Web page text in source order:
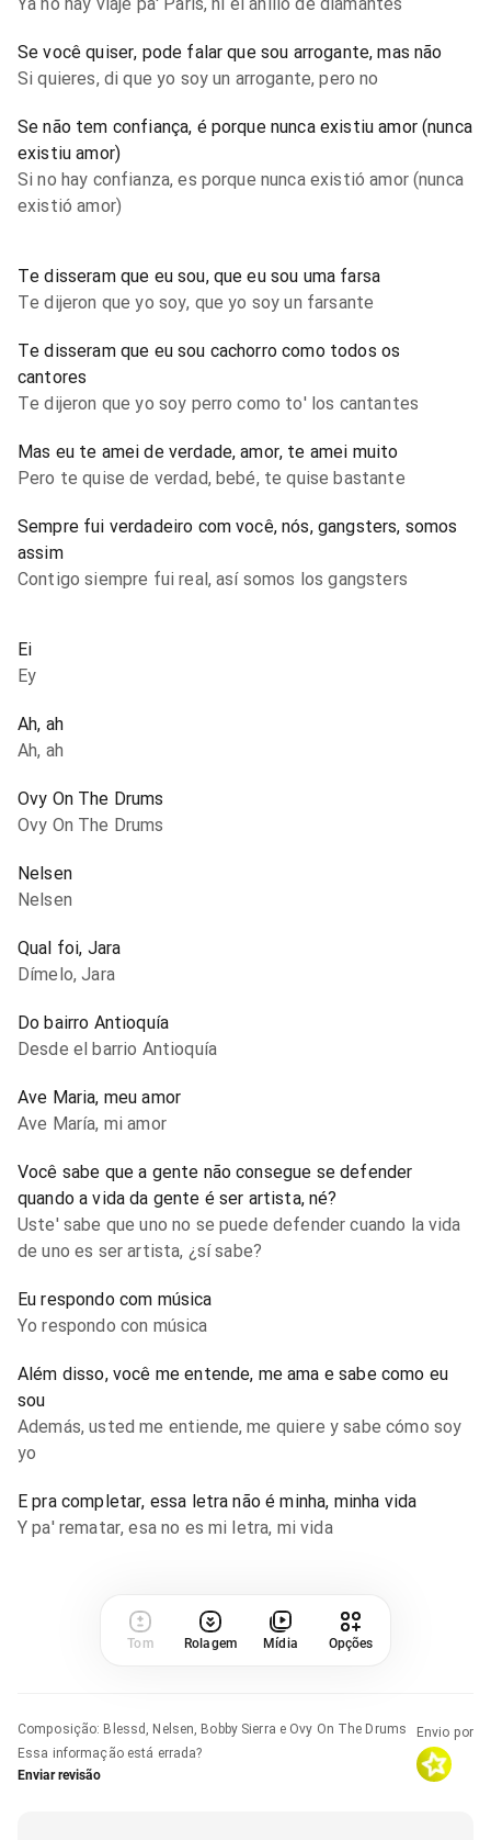
Se você quiser, pode falar que sou arrogante, mas não
Si quieres, di que yo soy un arrogante, pero no
Se não tem confiança, é porque nunca existiu amor (nunca
existiu amor)
Si no hay confianza, es porque nunca existió amor (nunca
existió amor)
Te disseram que eu sou, que eu sou uma farsa
Te dijeron que yo soy, que yo soy un farsante
Te disseram que eu sou cachorro como todos os
cantores
Te dijeron que yo soy perro como to' los cantantes
Mas eu te amei de verdade, amor, te amei muito
Pero te quise de verdad, bebé, te quise bastante
Sempre fui verdadeiro com você, nós, gangsters, somos
assim
Contigo siempre fui real, así somos los gangsters
Ei
Ey
Ah, ah
Ah, ah
Ovy On The Drums
Ovy On The Drums
Nelsen
Nelsen
Qual foi, Jara
Dímelo, Jara
Do bairro Antioquía
Desde el barrio Antioquía
Ave Maria, meu amor
Ave María, mi amor
Você sabe que a gente não consegue se defender
quando a vida da gente é ser artista, né?
Uste' sabe que uno no se puede defender cuando la vida
de uno es ser artista, ¿sí sabe?
Eu respondo com música
Yo respondo con música
Além disso, você me entende, me ama e sabe como eu
sou
Además, usted me entiende, me quiere y sabe cómo soy
yo
E pra completar, essa letra não é minha, minha vida
Y pa' rematar, esa no es mi letra, mi vida
Tom Rolagem Mídia Opções
Composição:
Blessd, Nelsen, Bobby Sierra e Ovy On The Drums
Essa informação está errada?
Enviar revisão
Envio por